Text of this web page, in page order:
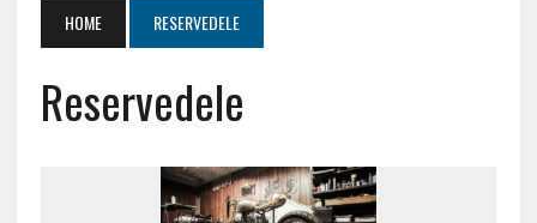
HOME RESERVEDELE
Reservedele